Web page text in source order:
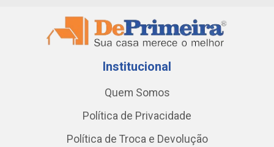
Institucional
Quem Somos
Política de Privacidade
Política de Troca e Devolução